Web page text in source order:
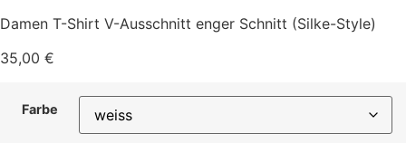
Damen T-Shirt V-Ausschnitt enger Schnitt (Silke-Style)
35,00 €
Farbe